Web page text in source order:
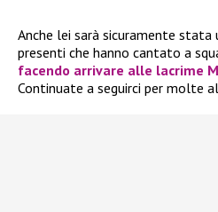
Anche lei sarà sicuramente
presenti che hanno cantato a
facendo arrivare alle lacrime
Continuate a seguirci per molte